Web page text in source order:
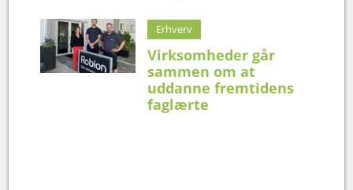
Erhverv
Virksomheder går
sammen om at
uddanne fremtidens
faglærte